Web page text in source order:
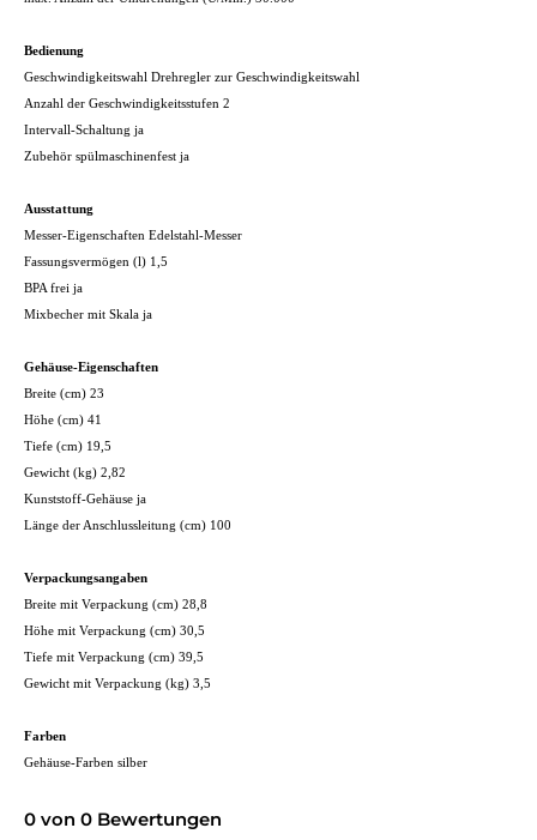
Bedienung
Geschwindigkeitswahl Drehregler zur Geschwindigkeitswahl
Anzahl der Geschwindigkeitsstufen 2
Intervall-Schaltung ja
Zubehör spülmaschinenfest ja
Ausstattung
Messer-Eigenschaften Edelstahl-Messer
Fassungsvermögen (l) 1,5
BPA frei ja
Mixbecher mit Skala ja
Gehäuse-Eigenschaften
Breite (cm) 23
Höhe (cm) 41
Tiefe (cm) 19,5
Gewicht (kg) 2,82
Kunststoff-Gehäuse ja
Länge der Anschlussleitung (cm) 100
Verpackungsangaben
Breite mit Verpackung (cm) 28,8
Höhe mit Verpackung (cm) 30,5
Tiefe mit Verpackung (cm) 39,5
Gewicht mit Verpackung (kg) 3,5
Farben
Gehäuse-Farben silber
0 von 0 Bewertungen